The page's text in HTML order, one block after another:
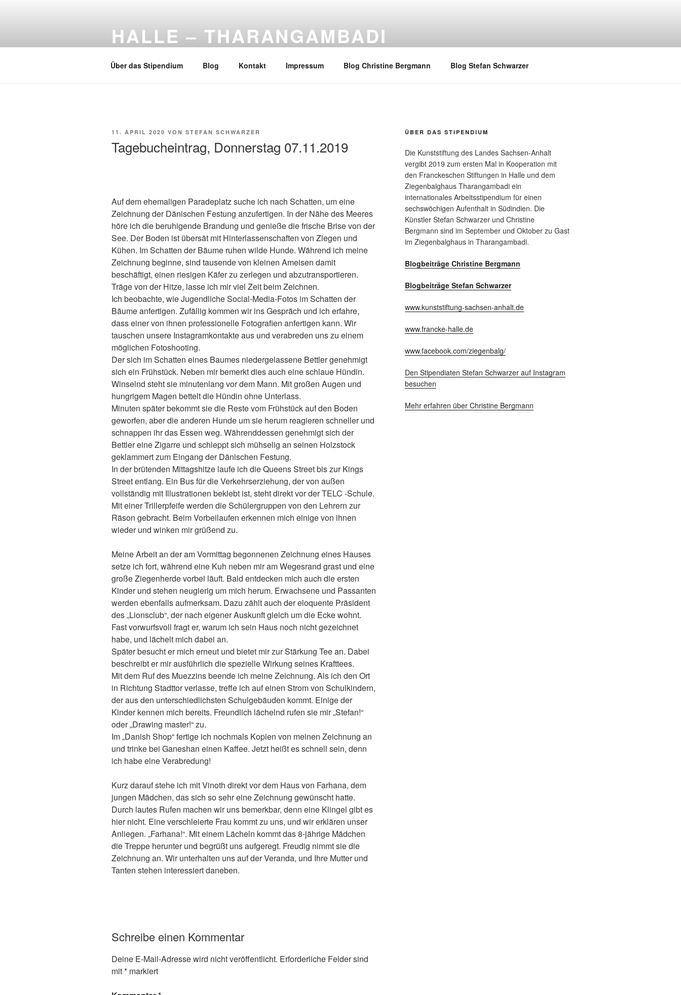
HALLE – THARANGAMBADI
Über das Stipendium Blog Kontakt Impressum Blog Christine Bergmann Blog Stefan Schwarzer
VERÖFFENTLICHT
11. APRIL 2020 VON STEFAN SCHWARZER
Tagebucheintrag, Donnerstag 07.11.2019
Auf dem ehemaligen Paradeplatz suche ich nach Schatten, um eine
Zeichnung der Dänischen Festung anzufertigen. In der Nähe des Meeres
höre ich die beruhigende Brandung und genieße die frische Brise von der
See. Der Boden ist übersät mit Hinterlassenschaften von Ziegen und
Kühen. Im Schatten der Bäume ruhen wilde Hunde. Während ich meine
Zeichnung beginne, sind tausende von kleinen Ameisen damit
beschäftigt, einen riesigen Käfer zu zerlegen und abzutransportieren.
Träge von der Hitze, lasse ich mir viel Zeit beim Zeichnen.
Ich beobachte, wie Jugendliche Social-Media-Fotos im Schatten der
Bäume anfertigen. Zufällig kommen wir ins Gespräch und ich erfahre,
dass einer von ihnen professionelle Fotografien anfertigen kann. Wir
tauschen unsere Instagramkontakte aus und verabreden uns zu einem
möglichen Fotoshooting.
Der sich im Schatten eines Baumes niedergelassene Bettler genehmigt
sich ein Frühstück. Neben mir bemerkt dies auch eine schlaue Hündin.
Winselnd steht sie minutenlang vor dem Mann. Mit großen Augen und
hungrigem Magen bettelt die Hündin ohne Unterlass.
Minuten später bekommt sie die Reste vom Frühstück auf den Boden
geworfen, aber die anderen Hunde um sie herum reagieren schneller und
schnappen ihr das Essen weg. Währenddessen genehmigt sich der
Bettler eine Zigarre und schleppt sich mühselig an seinen Holzstock
geklammert zum Eingang der Dänischen Festung.
In der brütenden Mittagshitze laufe ich die Queens Street bis zur Kings
Street entlang. Ein Bus für die Verkehrserziehung, der von außen
vollständig mit Illustrationen beklebt ist, steht direkt vor der TELC -Schule.
Mit einer Trillerpfeife werden die Schülergruppen von den Lehrern zur
Räson gebracht. Beim Vorbeilaufen erkennen mich einige von ihnen
wieder und winken mir grüßend zu.
Meine Arbeit an der am Vormittag begonnenen Zeichnung eines Hauses
setze ich fort, während eine Kuh neben mir am Wegesrand grast und eine
große Ziegenherde vorbei läuft. Bald entdecken mich auch die ersten
Kinder und stehen neugierig um mich herum. Erwachsene und Passanten
werden ebenfalls aufmerksam. Dazu zählt auch der eloquente Präsident
des „Lionsclub“, der nach eigener Auskunft gleich um die Ecke wohnt.
Fast vorwurfsvoll fragt er, warum ich sein Haus noch nicht gezeichnet
habe, und lächelt mich dabei an.
Später besucht er mich erneut und bietet mir zur Stärkung Tee an. Dabei
beschreibt er mir ausführlich die spezielle Wirkung seines Krafttees.
Mit dem Ruf des Muezzins beende ich meine Zeichnung. Als ich den Ort
in Richtung Stadttor verlasse, treffe ich auf einen Strom von Schulkindern,
der aus den unterschiedlichsten Schulgebäuden kommt. Einige der
Kinder kennen mich bereits. Freundlich lächelnd rufen sie mir „Stefan!“
oder „Drawing master!“ zu.
Im „Danish Shop“ fertige ich nochmals Kopien von meinen Zeichnung an
und trinke bei Ganeshan einen Kaffee. Jetzt heißt es schnell sein, denn
ich habe eine Verabredung!
Kurz darauf stehe ich mit Vinoth direkt vor dem Haus von Farhana, dem
jungen Mädchen, das sich so sehr eine Zeichnung gewünscht hatte.
Durch lautes Rufen machen wir uns bemerkbar, denn eine Klingel gibt es
hier nicht. Eine verschleierte Frau kommt zu uns, und wir erklären unser
Anliegen. „Farhana!“. Mit einem Lächeln kommt das 8-jährige Mädchen
die Treppe herunter und begrüßt uns aufgeregt. Freudig nimmt sie die
Zeichnung an. Wir unterhalten uns auf der Veranda, und Ihre Mutter und
Tanten stehen interessiert daneben.
Schreibe einen Kommentar
Deine E-Mail-Adresse wird nicht veröffentlicht. Erforderliche Felder sind
mit* markiert
ÜBER DAS STIPENDIUM
Die Kunststiftung des Landes Sachsen-Anhalt
vergibt 2019 zum ersten Mal in Kooperation mit
den Franckeschen Stiftungen in Halle und dem
Ziegenbalghaus Tharangambadi ein
internationales Arbeitsstipendium für einen
sechswöchigen Aufenthalt in Südindien. Die
Künstler Stefan Schwarzer und Christine
Bergmann sind im September und Oktober zu Gast
im Ziegenbalghaus in Tharangambadi.
Blogbeiträge Christine Bergmann
Blogbeiträge Stefan Schwarzer
www.kunststiftung-sachsen-anhalt.de
www.francke-halle.de
www.facebook.com/ziegenbalg/
Den Stipendiaten Stefan Schwarzer auf Instagram
besuchen
Mehr erfahren über Christine Bergmann